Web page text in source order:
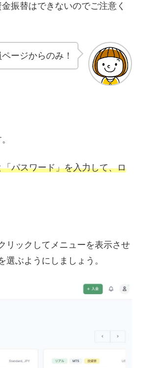
振替はできないのでご注意く
ージからのみ！
パスワード」を入力して、ロ
リックしてメニューを表示させ
ぶようにしましょう。